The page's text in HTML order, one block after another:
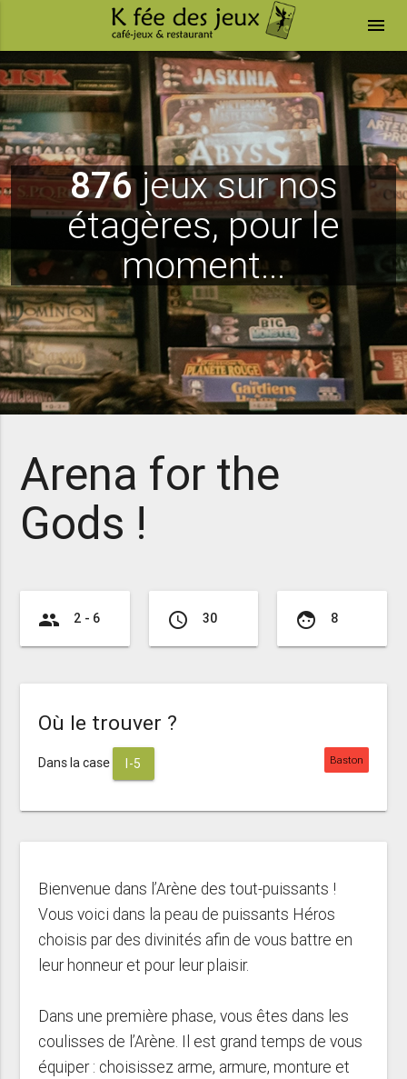
menu
876jeux sur nos
étagères, pour le
moment...
Arena for the
Gods !
group 2 - 6 access_time 30 face 8
Où le trouver ?
Dans la case I-5 Baston
Bienvenue dans l’Arène des tout-puissants !
Vous voici dans la peau de puissants Héros
choisis par des divinités afin de vous battre en
leur honneur et pour leur plaisir.
Dans une première phase, vous êtes dans les
coulisses de l’Arène. Il est grand temps de vous
équiper : choisissez arme, armure, monture et